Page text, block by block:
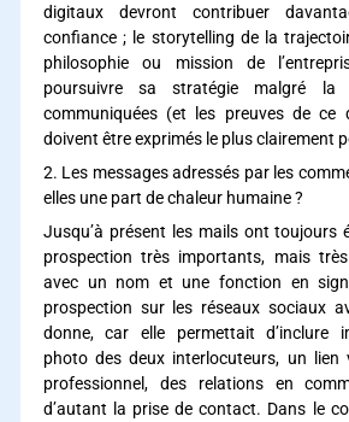
digitaux devront contribuer
confiance ; le storytelling de la
philosophie ou mission de
poursuivre sa stratégie malgré la
communiquées (et les preuves de ce
doivent être exprimés le plus clairement
2. Les messages adressés par les
elles une part de chaleur humaine ?
Jusqu’à présent les mails ont toujours
prospection très importants, mais
avec un nom et une fonction en
prospection sur les réseaux sociaux
donne, car elle permettait d’inclure
photo des deux interlocuteurs, un lien
professionnel, des relations en
d’autant la prise de contact. Dans le